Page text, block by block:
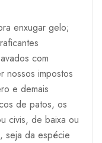
enxugar gelo;
com
nossos impostos
e demais
de patos, os
civis, de baixa ou
seja da espécie